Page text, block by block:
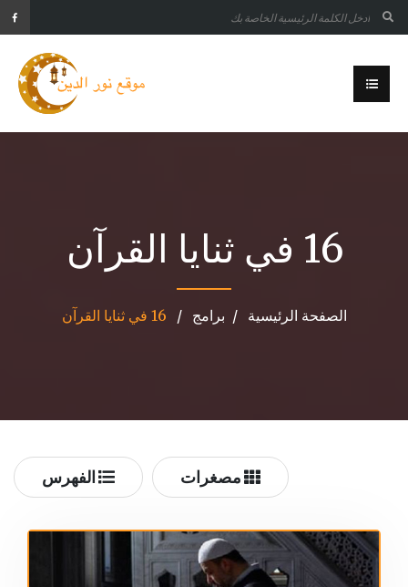
16 في ثنايا القرآن
الصفحة الرئيسية برامج 16 في ثنايا القرآن
الفهرس مصغرات